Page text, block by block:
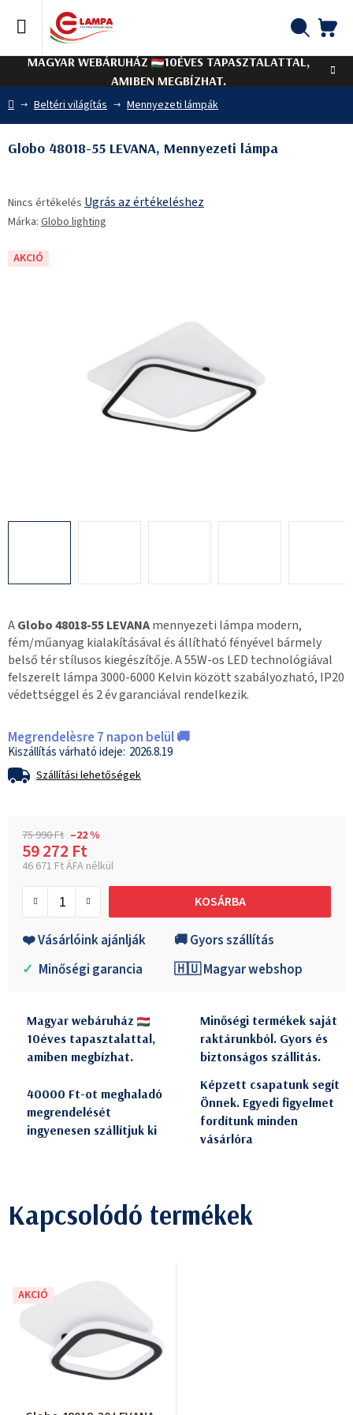
tartalomhoz
MAGYAR WEBÁRUHÁZ
10ÉVES TAPASZTALATTAL,
AMIBEN MEGBÍZHAT.
Kezdőlap
Beltéri világítás Mennyezeti lámpák
AGlobo 48018-55 LEVANAmennyezeti lámpa modern,
fém/műanyag kialakításával és állítható fényével bármely
belső tér stílusos kiegészítője. A 55W-os LED technológiával
felszerelt lámpa 3000-6000 Kelvin között szabályozható, IP20
védettséggel és 2 év garanciával rendelkezik.
Megrendelèsre 7 napon belül 🚚
2026.8.19
Szállítási lehetőségek
75 990 Ft –22 %
59 272 Ft
46 671 Ft ÁFA nélkül
KOSÁRBA
❤️ Vásárlóink ajánlják
🚚 Gyors szállítás
✓ Minőségi garancia 🇭🇺 Magyar webshop
Globo 48018-55 LEVANA, Mennyezeti lámpa
termék
átlagos
5-
Nincs értékelés Ugrás az értékeléshez
Márka: Globo lighting
AKCIÓ
Magyar webáruház
10éves tapasztalattal,
amiben megbízhat.
Minőségi termékek saját
raktárunkból. Gyors és
biztonságos szállitás.
40000 Ft-ot meghaladó
megrendelését
ingyenesen szállítjuk ki
Képzett csapatunk segít
Önnek. Egyedi figyelmet
fordítunk minden
vásárlóra
Kapcsolódó termékek
AKCIÓ